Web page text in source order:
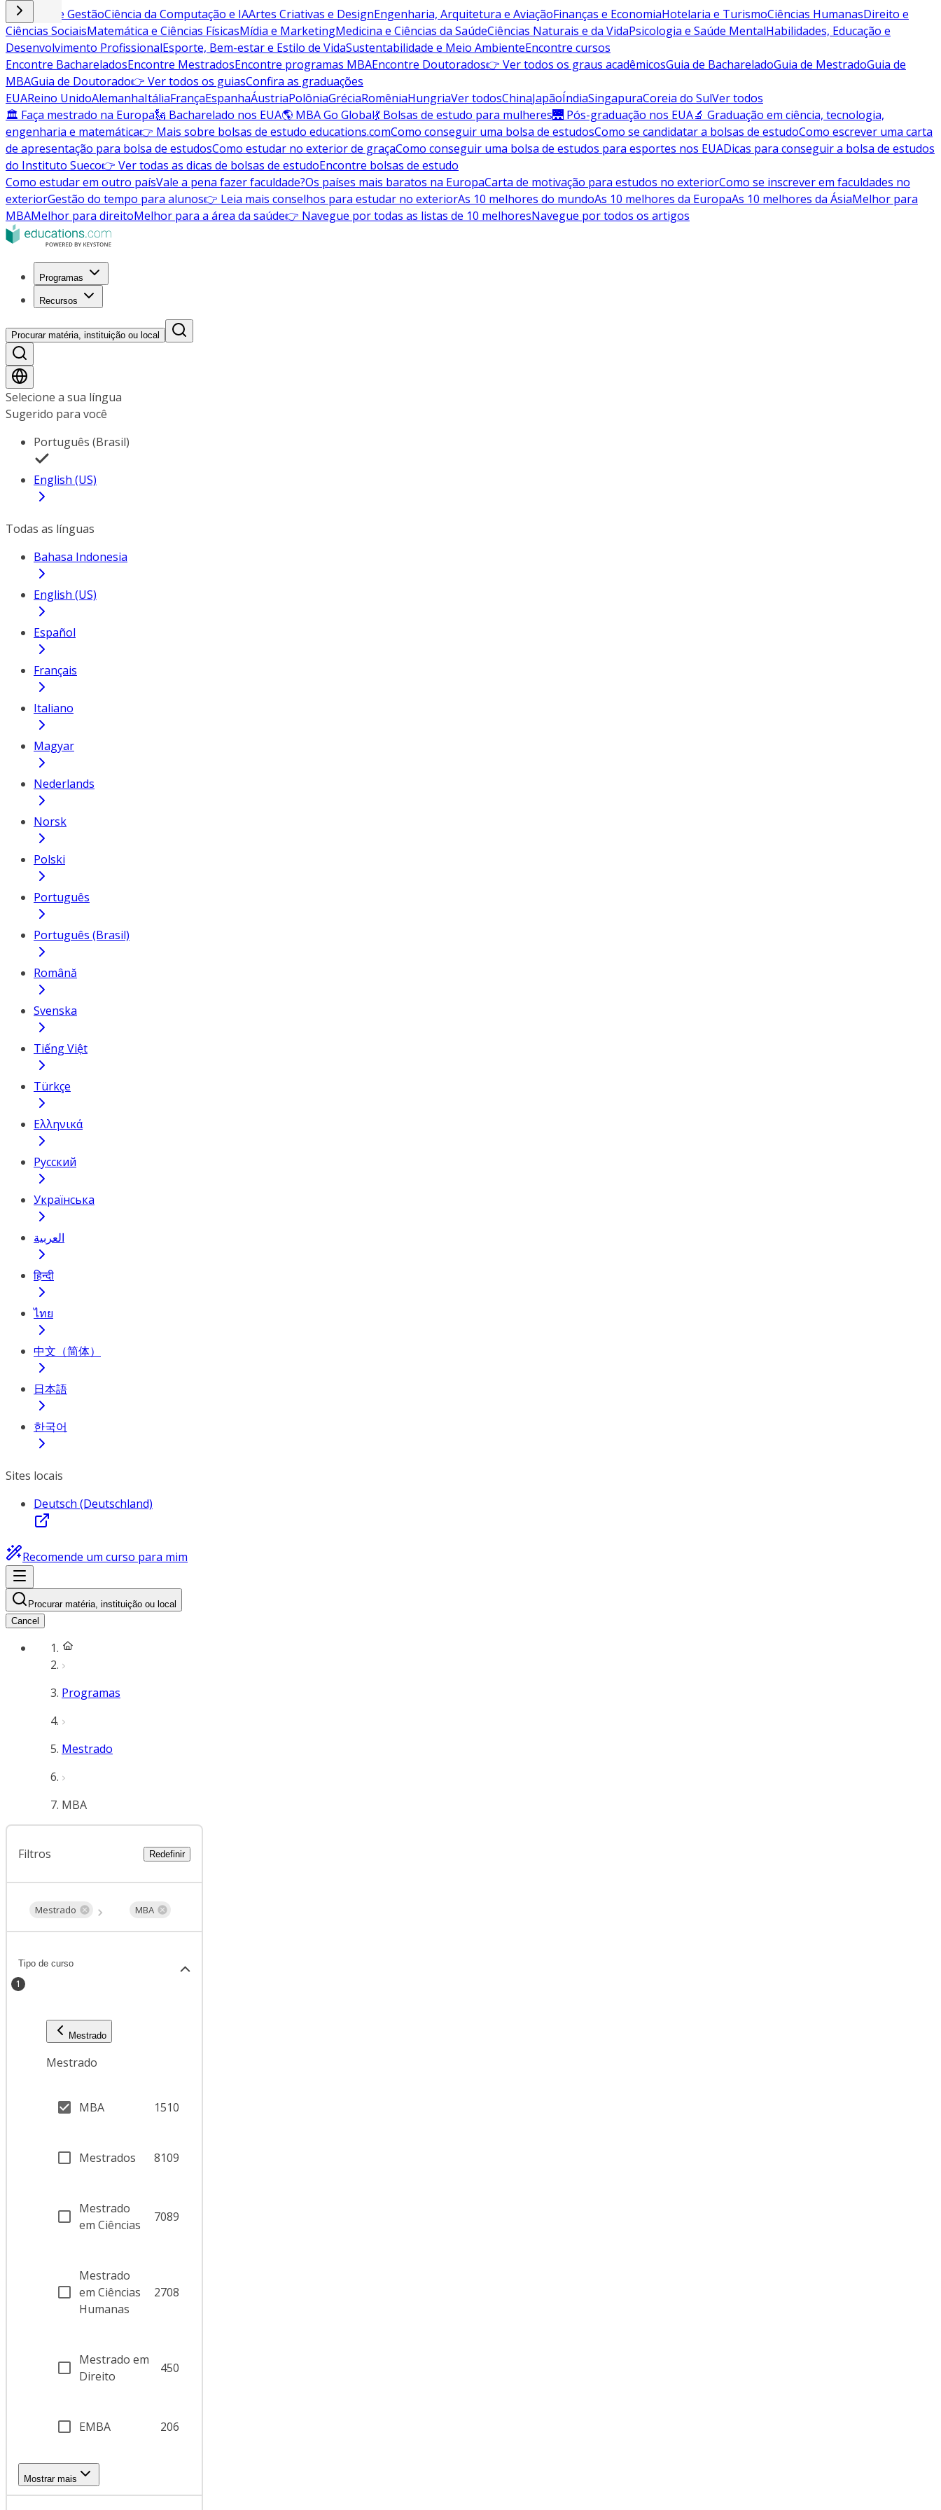
Negócios e GestãoCiência da Computação e IAArtes Criativas e DesignEngenharia, Arquitetura e AviaçãoFinanças e EconomiaHotelaria e TurismoCiências HumanasDireito e
Ciências SociaisMatemática e Ciências FísicasMídia e MarketingMedicina e Ciências da SaúdeCiências Naturais e da VidaPsicologia e Saúde MentalHabilidades, Educação e
Desenvolvimento ProfissionalEsporte, Bem-estar e Estilo de VidaSustentabilidade e Meio AmbienteEncontre cursos
Encontre BachareladosEncontre MestradosEncontre programas MBAEncontre Doutorados👉 Ver todos os graus acadêmicosGuia de BachareladoGuia de MestradoGuia de
MBAGuia de Doutorado👉 Ver todos os guiasConfira as graduações
EUAReino UnidoAlemanhaItáliaFrançaEspanhaÁustriaPolôniaGréciaRomêniaHungriaVer todosChinaJapãoÍndiaSingapuraCoreia do SulVer todos
🏛 Faça mestrado na Europa🗽 Bacharelado nos EUA🌎 MBA Go Global💃 Bolsas de estudo para mulheres🌉 Pós-graduação nos EUA🔬 Graduação em ciência, tecnologia,
engenharia e matemática👉 Mais sobre bolsas de estudo educations.comComo conseguir uma bolsa de estudosComo se candidatar a bolsas de estudoComo escrever uma carta
de apresentação para bolsa de estudosComo estudar no exterior de graçaComo conseguir uma bolsa de estudos para esportes nos EUADicas para conseguir a bolsa de estudos
do Instituto Sueco👉 Ver todas as dicas de bolsas de estudoEncontre bolsas de estudo
Como estudar em outro paísVale a pena fazer faculdade?Os países mais baratos na EuropaCarta de motivação para estudos no exteriorComo se inscrever em faculdades no
exteriorGestão do tempo para alunos👉 Leia mais conselhos para estudar no exteriorAs 10 melhores do mundoAs 10 melhores da EuropaAs 10 melhores da ÁsiaMelhor para
MBAMelhor para direitoMelhor para a área da saúde👉 Navegue por todas as listas de 10 melhoresNavegue por todos os artigos
Programas
Recursos
Procurar matéria, instituição ou local
Selecione a sua língua
Sugerido para você
Português (Brasil)
English (US)
Todas as línguas
Bahasa Indonesia
English (US)
Español
Français
Italiano
Magyar
Nederlands
Norsk
Polski
Português
Português (Brasil)
Română
Svenska
Tiếng Việt
Türkçe
Ελληνικά
Русский
Українська
العربية
हिन्दी
ไทย
中文（简体）
日本語
한국어
Sites locais
Deutsch (Deutschland)
Recomende um curso para mim
Procurar matéria, instituição ou local
Cancel
Programas
Mestrado
MBA
Filtros Redefinir
Mestrado MBA
Tipo de curso
1
Mestrado
Mestrado
MBA 1510
Mestrados 8109
Mestrado
em Ciências
7089
Mestrado
em Ciências
Humanas
2708
Mestrado em
Direito
450
EMBA 206
Mostrar mais